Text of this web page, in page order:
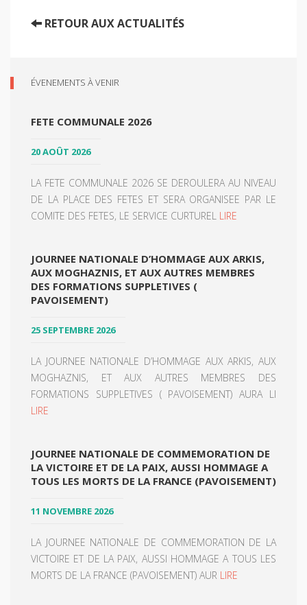
RETOUR AUX ACTUALITÉS
ÉVENEMENTS À VENIR
FETE COMMUNALE 2026
20 AOÛT 2026
LA FETE COMMUNALE 2026 SE DEROULERA AU NIVEAU
DE LA PLACE DES FETES ET SERA ORGANISEE PAR LE
COMITE DES FETES, LE SERVICE CURTUREL LIRE
JOURNEE NATIONALE D’HOMMAGE AUX ARKIS,
AUX MOGHAZNIS, ET AUX AUTRES MEMBRES
DES FORMATIONS SUPPLETIVES (
PAVOISEMENT)
25 SEPTEMBRE 2026
LA JOURNEE NATIONALE D’HOMMAGE AUX ARKIS, AUX
MOGHAZNIS, ET AUX AUTRES MEMBRES DES
FORMATIONS SUPPLETIVES ( PAVOISEMENT) AURA LI
LIRE
JOURNEE NATIONALE DE COMMEMORATION DE
LA VICTOIRE ET DE LA PAIX, AUSSI HOMMAGE A
TOUS LES MORTS DE LA FRANCE (PAVOISEMENT)
11 NOVEMBRE 2026
LA JOURNEE NATIONALE DE COMMEMORATION DE LA
VICTOIRE ET DE LA PAIX, AUSSI HOMMAGE A TOUS LES
MORTS DE LA FRANCE (PAVOISEMENT) AUR LIRE